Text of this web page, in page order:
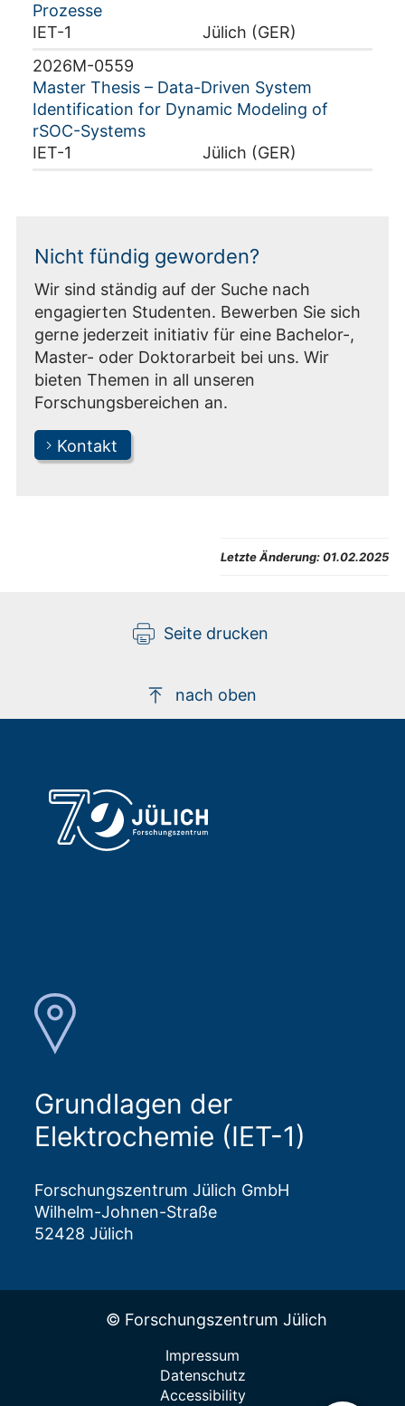
Prozesse
IET-1
Jülich (GER)
2026M-0559
Master Thesis – Data-Driven System
Identification for Dynamic Modeling of
rSOC-Systems
IET-1
Jülich (GER)
Nicht fündig geworden?
Wir sind ständig auf der Suche nach
engagierten Studenten. Bewerben Sie sich
gerne jederzeit initiativ für eine Bachelor-,
Master- oder Doktorarbeit bei uns. Wir
bieten Themen in all unseren
Forschungsbereichen an.
Kontakt
Letzte Änderung:01.02.2025
Seite drucken
nach oben
Grundlagen der
Elektrochemie (IET-1)
Forschungszentrum Jülich GmbH
Wilhelm-Johnen-Straße
52428 Jülich
© Forschungszentrum Jülich
Impressum
Datenschutz
Accessibility